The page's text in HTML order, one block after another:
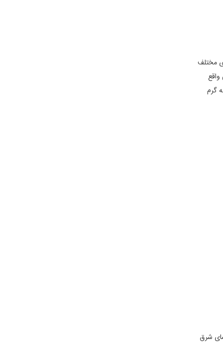
مختلف
گرم
شرق